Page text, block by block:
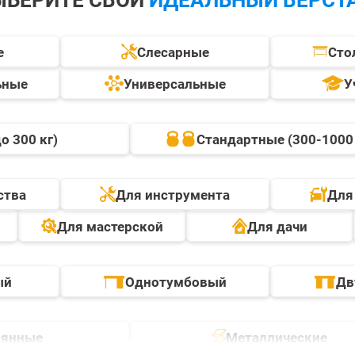
Слесарные
Универсальные
300 кг) Стандартные (300-1000
Для инструмента
Для
Для мастерской
Для дачи
Однотумбовый
Металлические